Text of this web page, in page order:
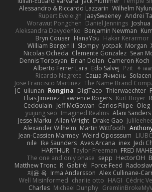
Alessandro & Riccardo Lazzarin Wilhelm
Rupert Eveleigh JaaySweeney Andrei
Worawut Pongchen Daniel Jennings
Aleksandra Davydenko Benjamin Newman
Bryn Couser HanaYou Hakar Kerarmor
William Bergen II Slompy yotpak Morgan
Nicolas Ocheda Clemente Gonzalez Sean
Dennis Torosyan Brian Dolan Cameron Koch
Alberto Ferrer Lara Edo Salvej Pzit ✧
Ricardo Negrete Саша Ячмень Solacen
Jose Francisco Martinez The Name Brand
JC uiiunan Rongina DigiTaco Thierwaechter
Elias Jimenez Lawrence Rogers Kurt Boyer
Cedoulain Jeff McGowan Carlos Filipe Oleg
yuijung seo Imagined Realms Alani Sanders
Jesse Marku Allan Wright Drake Gao
Alexander Wilhelm Martin Wittfooth
Jean-Cassien Marmey Weird Oposssum
nile Ike Saunders Aves Arcana inex Jedi
HARTHUR Taylor Freeman FRED
The one and only phase sepp HectorOH
Matthew Tronc R Gabirél Force Feed
재윤 옥 Irma Andersson Alex Cullinane-
Well Misinformed charlie otto HAGI Cédric
Charles Michael Dunphy